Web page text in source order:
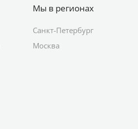
Мы в регионах
Санкт-Петербург
Москва